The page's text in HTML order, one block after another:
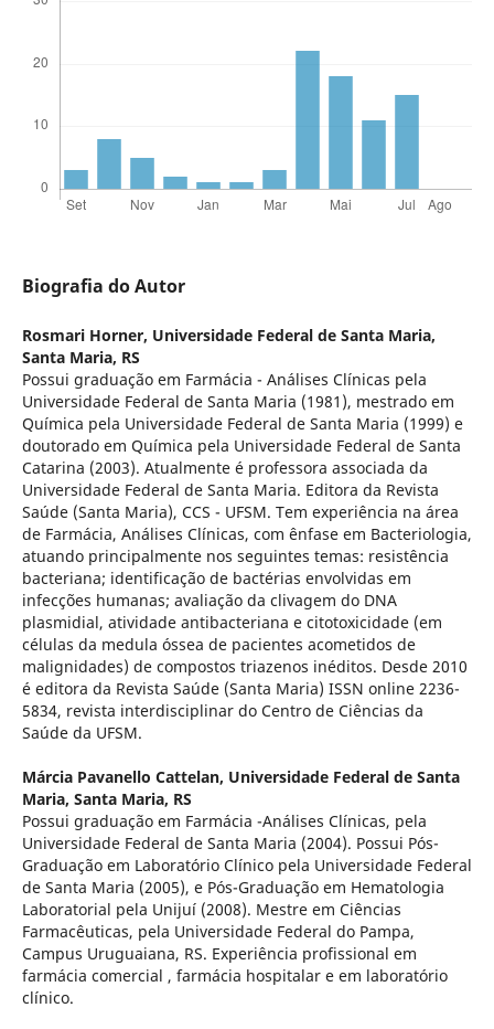
Biografia do Autor
Rosmari Horner, Universidade Federal de Santa Maria,
Santa Maria, RS
Possui graduação em Farmácia - Análises Clínicas pela
Universidade Federal de Santa Maria (1981), mestrado em
Química pela Universidade Federal de Santa Maria (1999) e
doutorado em Química pela Universidade Federal de Santa
Catarina (2003). Atualmente é professora associada da
Universidade Federal de Santa Maria. Editora da Revista
Saúde (Santa Maria), CCS - UFSM. Tem experiência na área
de Farmácia, Análises Clínicas, com ênfase em Bacteriologia,
atuando principalmente nos seguintes temas: resistência
bacteriana; identificação de bactérias envolvidas em
infecções humanas; avaliação da clivagem do DNA
plasmidial, atividade antibacteriana e citotoxicidade (em
células da medula óssea de pacientes acometidos de
malignidades) de compostos triazenos inéditos. Desde 2010
é editora da Revista Saúde (Santa Maria) ISSN online 2236-
5834, revista interdisciplinar do Centro de Ciências da
Saúde da UFSM.
Márcia Pavanello Cattelan, Universidade Federal de Santa
Maria, Santa Maria, RS
Possui graduação em Farmácia -Análises Clínicas, pela
Universidade Federal de Santa Maria (2004). Possui Pós-
Graduação em Laboratório Clínico pela Universidade Federal
de Santa Maria (2005), e Pós-Graduação em Hematologia
Laboratorial pela Unijuí (2008). Mestre em Ciências
Farmacêuticas, pela Universidade Federal do Pampa,
Campus Uruguaiana, RS. Experiência profissional em
farmácia comercial , farmácia hospitalar e em laboratório
clínico.